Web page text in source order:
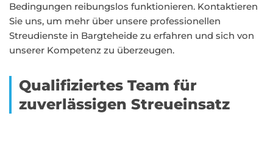
Bedingungen reibungslos funktionieren. Kontaktieren
Sie uns, um mehr über unsere professionellen
Streudienste in Bargteheide zu erfahren und sich von
unserer Kompetenz zu überzeugen.
Qualifiziertes Team für
zuverlässigen Streueinsatz